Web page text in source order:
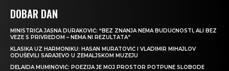
DOBAR DAN
MINISTRICA JASNA DURAKOVIĆ: “BEZ ZNANJA NEMA BUDUĆNOSTI, ALI BEZ
VEZE S PRIVREDOM – NEMA NI REZULTATA”
KLASIKA UZ HARMONIKU: HASAN MURATOVIĆ I VLADIMIR MIHAJLOV
ODUŠEVILI SARAJEVO U ZEMALJSKOM MUZEJU
DELAIDA MUMINOVIĆ: POEZIJA JE MOJ PROSTOR POTPUNE SLOBODE